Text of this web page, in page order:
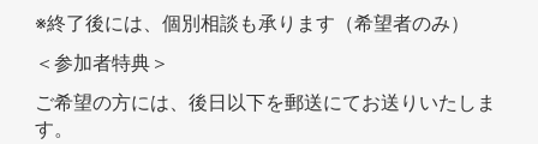
※終了後には、個別相談も承ります（希望者のみ）
＜参加者特典＞
ご希望の方には、後日以下を郵送にてお送りいたしま
す。